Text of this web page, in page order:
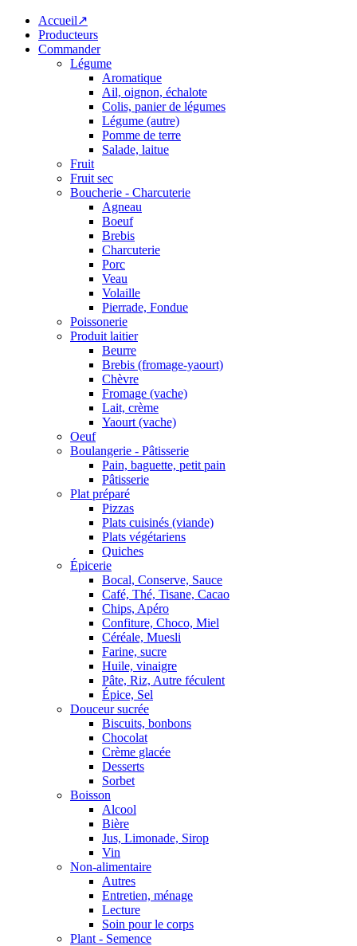
Accueil↗
Producteurs
Commander
Légume
Aromatique
Ail, oignon, échalote
Colis, panier de légumes
Légume (autre)
Pomme de terre
Salade, laitue
Fruit
Fruit sec
Boucherie - Charcuterie
Agneau
Boeuf
Brebis
Charcuterie
Porc
Veau
Volaille
Pierrade, Fondue
Poissonerie
Produit laitier
Beurre
Brebis (fromage-yaourt)
Chèvre
Fromage (vache)
Lait, crème
Yaourt (vache)
Oeuf
Boulangerie - Pâtisserie
Pain, baguette, petit pain
Pâtisserie
Plat préparé
Pizzas
Plats cuisinés (viande)
Plats végétariens
Quiches
Épicerie
Bocal, Conserve, Sauce
Café, Thé, Tisane, Cacao
Chips, Apéro
Confiture, Choco, Miel
Céréale, Muesli
Farine, sucre
Huile, vinaigre
Pâte, Riz, Autre féculent
Épice, Sel
Douceur sucrée
Biscuits, bonbons
Chocolat
Crème glacée
Desserts
Sorbet
Boisson
Alcool
Bière
Jus, Limonade, Sirop
Vin
Non-alimentaire
Autres
Entretien, ménage
Lecture
Soin pour le corps
Plant - Semence